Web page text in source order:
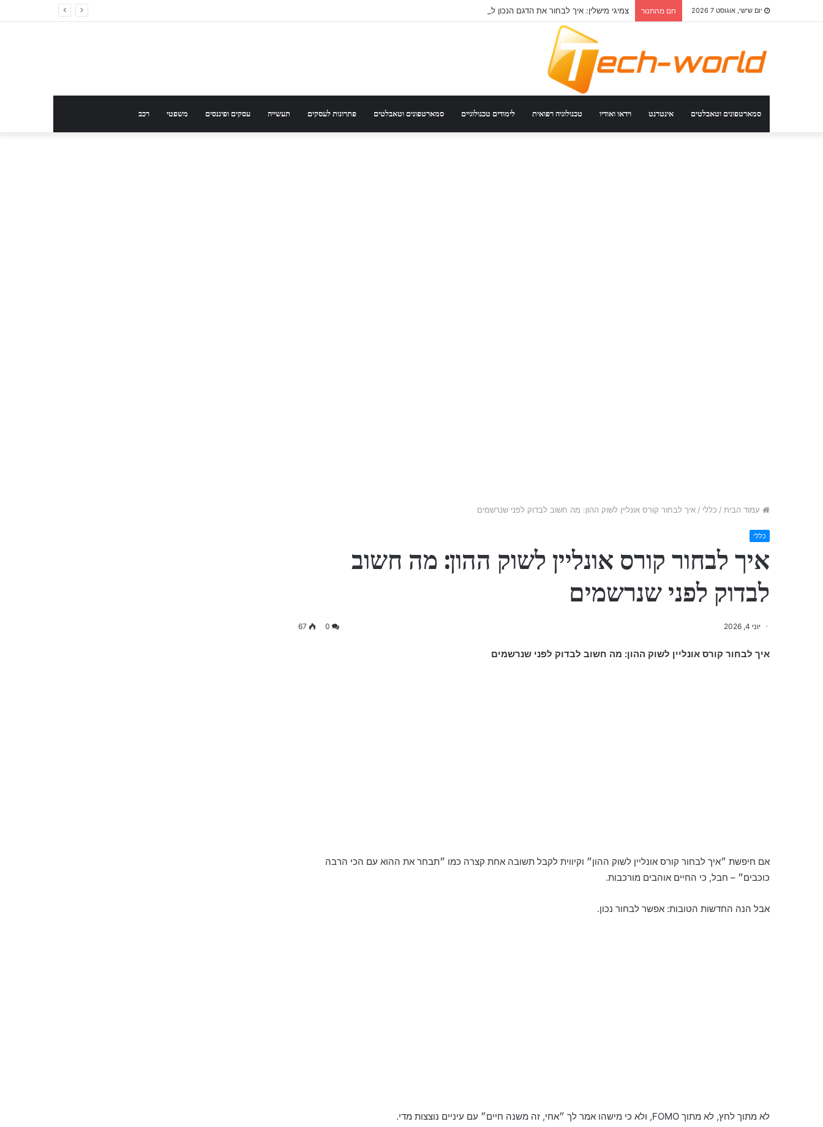
יום שישי, אוגוסט 7 2026 חם מהתנור צמיגי מישלין: איך לבחור את הדגם הנכון לפי סוג רכב ונסועה
סמארטפונים וטאבלטים אינטרנט וידאו ואודיו טכנולוגיה רפואית לימודים טכנולוגיים סמארטפונים וטאבלטים פתרונות לעסקים תעשייה עסקים ופיננסים משפטי רכב
עמוד הבית / כללי / איך לבחור קורס אונליין לשוק ההון: מה חשוב לבדוק לפני שנרשמים
כללי
איך לבחור קורס אונליין לשוק ההון: מה חשוב
לבדוק לפני שנרשמים
יוני 4, 2026 0
67
איך לבחור קורס אונליין לשוק ההון: מה חשוב לבדוק לפני שנרשמים
אם חיפשת ״איך לבחור קורס אונליין לשוק ההון״ וקיווית לקבל תשובה אחת קצרה כמו ״תבחר את ההוא עם הכי הרבה
כוכבים״ – חבל, כי החיים אוהבים מורכבות.
אבל הנה החדשות הטובות: אפשר לבחור נכון.
לא מתוך לחץ, לא מתוך FOMO, ולא כי מישהו אמר לך ״אחי, זה משנה חיים״ עם עיניים נוצצות מדי.